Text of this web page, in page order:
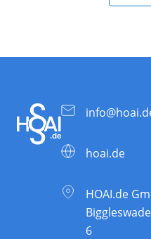
hoai.de
HOAI.de
6